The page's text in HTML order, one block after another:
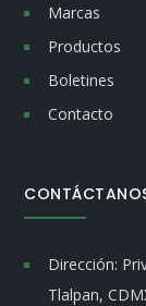
Marcas
Productos
Boletines
Contacto
Dirección:
Tlalpan,